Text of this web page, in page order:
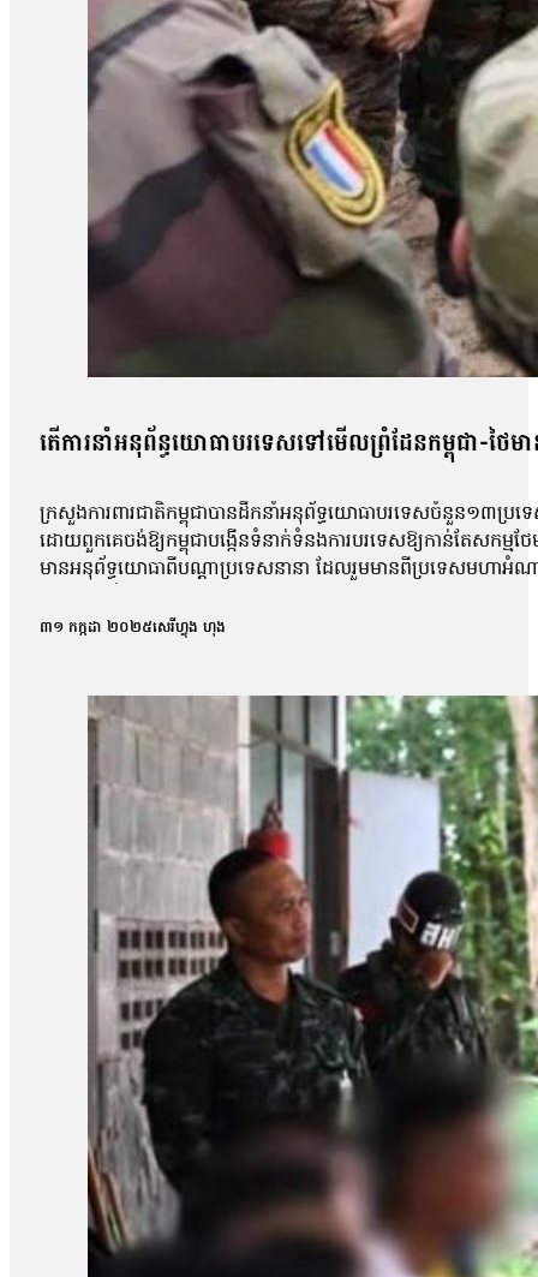
តើការនាំអនុព័ន្ធយោធាបរទេសទៅមើលព្រំដែនកម្ពុជា-ថៃ
ក្រសួងការពារជាតិកម្ពុជាបានដឹកនាំអនុព័ទ្ធយោធាបរទេសចំនួន១៣ប្រ
ដោយពួកគេចង់ឱ្យកម្ពុជាបង្កើនទំនាក់ទំនងការបរទេសឱ្យកាន់តែសកម្
មានអនុព័ទ្ធយោធាពីបណ្ដាប្រទេសនានា ដែលរួមមានពីប្រទេសមហាអំ
មានប្រទេសមហាអំណាច ចូលរួមការងារជាមួយកម្ពុជាក្នុងជម្លោះកម្ពុជ
ព្រោះយើងមើលទៅទាំងចិន ទាំងអាមេរិកហ្នឹងគឺគេមិនមានបំណងអីនឹង
គឺជាមួយមហាអំណាចទាំងអស់ហ្នឹងឡើងវិញ ពិសេសអាមេរិក និងចិន»។ ចំ
ដោយផ្ទាល់ ហើយលោកសង្ឃឹមថានឹងមានកាជំរុញឱ្យអនុវត្តបទឈប់បាញ់
អង្គទូត១៣ប្រទេសផ្សេងទៀតដែលបានចុះទៅផ្ទាល់នៅតំបន់ជម្លោះ ខ្
ជាមួយបរទេស គឺមានសារៈសំខាន់ ព្រោះលោកថាកន្លងមករដ្ឋាភិបាលកម្
«អំណះតទៅ យើងត្រូវតែធ្វើការងារការទូតឱ្យកាន់តែសកម្មបន្ថែ
ធ្វើការងារការទូតយ៉ាងសកម្មទេ ដូច្នេះយើងជាប្រទេសរងគ្រោះ បែ
យោធាបរទេសនៅតំបន់ជម្លោះនៅពេលនេះមានសារៈសំខាន់សម្រាប់កម្ពុ
អំណាចផងនៅពេលនេះ គឺពិតជាមានសារៈសំខាន់សម្រាប់កម្ពុជា ពីព្រ
បន្តថា កម្ពុជាគួរធ្វើឱ្យកាន់តែប្រសើរឡើងនូវទំនាក់ទំនងការបរទ
ជាមួយបណ្ដាប្រទេសទាំងអស់ដើម្បីផលប្រយោជន៍ជាតិយើង ទាំងវិស័យន
បើសិនជាគ្មានអន្តរាគមន៍ទាន់ពេលវេលា ពីប្រធានាធិបតីសហរដ្ឋ
ដែលជាប្រធានអាស៊ានប្ដូរវេនទេ ប្រហែលជាយើងអត់ទាន់ទទួលបាន
ថ្ងៃទី៣០ ខែកក្កដា ឆ្នាំ២០២៥ មានប្រសាសន៍ថា លោកមានការសោក
លោកសង្ឃឹមថា អ្នកដែលរងផលប៉ះពាល់ នឹងវិលត្រលប់ទៅរកជីវភាពប្រ
ប្រកដ និងបន្ធូរបន្ថយភាពតានតឹង ដោយសម្របសម្រួលជាមួយប្រទេសពាក់
ទាំងតាមដានការអនុវត្តន៍បទឈប់បាញ់រវវាងប្រទេសទាំងពីរ។ អ្នកស្រីថា
ពាក់ព័ន្ធដើម្បីទៅឃ្លាំមើលទាំងទីតាំង ទាំងសភាពការណ៍ជាក់ស្ដែងនៅ
អាស៊ាន និងពីបណ្ដាប្រទេសមហាអំណាចចំនួន១៣ប្រទេស»។ អនុព័ទ្ធយ
ប្រទេសម៉ាឡេស៊ី ឥណ្ឌូនេស៊ី ហ្វីលីពីន សិង្ហបុរី ឡាវ វៀតណាម និងប្រទេ
នាយករដ្ឋមន្ត្រីនៃប្រទេសទាំងពីរនៅប្រទេសម៉ាឡេស៊ី ដែលមាននាយករដ្
៣១ កក្កដា ២០២៥សេរីហ្វុង ហុង